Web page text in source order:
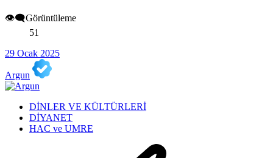
👁️‍🗨️Görüntüleme
51
29 Ocak 2025
Argun
DİNLER VE KÜLTÜRLERİ
DİYANET
HAC ve UMRE